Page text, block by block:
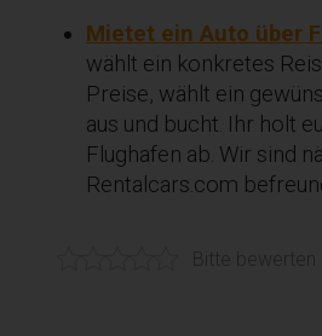
Mietet ein Auto über
wählt ein konkretes
Preise, wählt ein
aus und bucht. Ihr holt
Flughafen ab. Wir sind
Rentalcars.com